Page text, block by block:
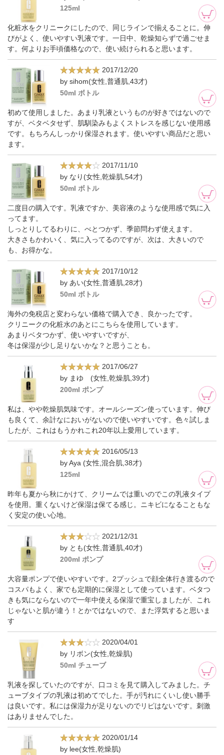
125ml
化粧水をクリニークにしたので、同じラインで揃えることに。伸
びがよく、使いやすい乳液です。一日中、乾燥知らずで過ごせま
す。何よりお手頃価格なので、使い続けられると思います。
2017/12/20
by sihom(女性,普通肌,43才)
50ml ボトル
初めて使用しました。あまり乳液というものが好きではないので
すが、ベタベタせず、肌馴染みもよくストレスを感じない使用感
です。もちろんしっかり保湿されます。使いやすい商品だと思い
ます。
2017/11/10
by なり(女性,乾燥肌,54才)
50ml ボトル
二度目の購入です。乳液ですか、美容液のような使用感で気に入
ってます。
しっとりしてるわりに、べとつかず、季節問わず使えます。
大きさもかわいく、気に入ってるのですが、次は、大きいので
も、お得かな。
2017/10/12
by あい(女性,普通肌,28才)
50ml ボトル
海外の免税店と変わらない価格で購入でき、良かったです。
クリニークの化粧水のあとにこちらを使用しています。
あまりベタつかず、使いやすいですが、
冬は保湿が少し足りないかな？と思うことも。
2017/06/27
by まゆ (女性,乾燥肌,39才)
200ml ポンプ
私は、やや乾燥肌気味です。オールシーズン使っています。伸び
も良くて、余計なにおいがないので使いやすいです。色々試しま
したが、これはもうかれこれ20年以上愛用しています。
2016/05/13
by Aya (女性,混合肌,38才)
125ml
昨年も夏から秋にかけて、クリームでは重いのでこの乳液タイプ
を使用。重くないけど保湿は保てる感じ。ニキビになることもな
く安定の使い心地。
2021/12/31
by とも(女性,普通肌,40才)
200ml ポンプ
大容量ポンプで使いやすいです。2プッシュで顔全体行き渡るので
コスパもよく、家でも定期的に保湿として使っています。ベタつ
きも気にならないので一年中使える保湿で重宝しましたが、これ
じゃないと肌が違う！とかではないので、また浮気すると思いま
す
2020/04/01
by リボン(女性,乾燥肌)
50ml チューブ
乳液を探していたのですが、口コミを見て購入してみました。チ
ューブタイプの乳液は初めてでした。手が汚れにくいし使い勝手
は良いです。私には保湿力が足りないのでリピはないです。刺激
はありませんでした。
2020/01/14
by lee(女性,乾燥肌)